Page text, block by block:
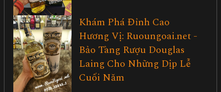
Khám Phá Đỉnh Cao
Hương Vị: Ruoungoai.net -
Bảo Tàng Rượu Douglas
Laing Cho Những Dịp Lễ
Cuối Năm